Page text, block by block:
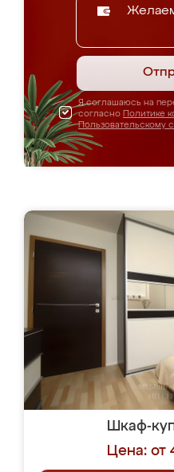
Я соглашаюсь на
согласно Политике
Пользовательскому
Шкаф-
Цена: от